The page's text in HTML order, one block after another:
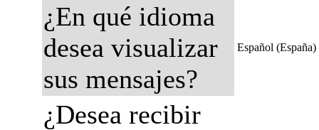
¿En qué idioma
desea visualizar
sus mensajes?
Español (España)
¿Desea recibir